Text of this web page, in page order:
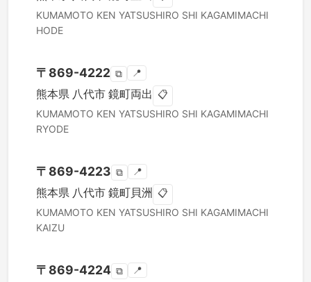
KUMAMOTO KEN YATSUSHIRO SHI KAGAMIMACHI
HODE
〒 869-4222 ⧉ 📍
熊本県 八代市 鏡町両出 📋
KUMAMOTO KEN YATSUSHIRO SHI KAGAMIMACHI
RYODE
〒 869-4223 ⧉ 📍
熊本県 八代市 鏡町貝洲 📋
KUMAMOTO KEN YATSUSHIRO SHI KAGAMIMACHI
KAIZU
〒 869-4224 ⧉ 📍